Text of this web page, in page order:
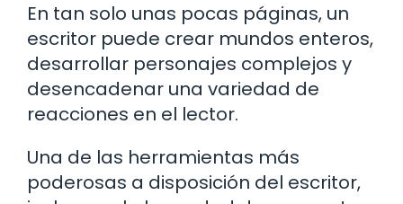
En tan solo unas pocas páginas, un
escritor puede crear mundos enteros,
desarrollar personajes complejos y
desencadenar una variedad de
reacciones en el lector.
Una de las herramientas más
poderosas a disposición del escritor,